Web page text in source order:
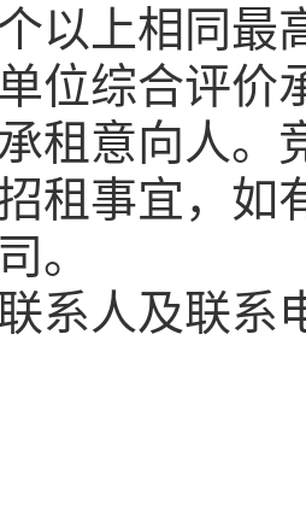
以上相同最
位综合评价
租意向人。
事宜，如有
。
人及联系电